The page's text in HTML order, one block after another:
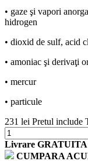
• gaze şi vapori
hidrogen
• dioxid de sulf, acid
• amoniac şi derivaţi
• mercur
• particule
231 lei Pretul include
Livrare GRATUITA
CUMPARA